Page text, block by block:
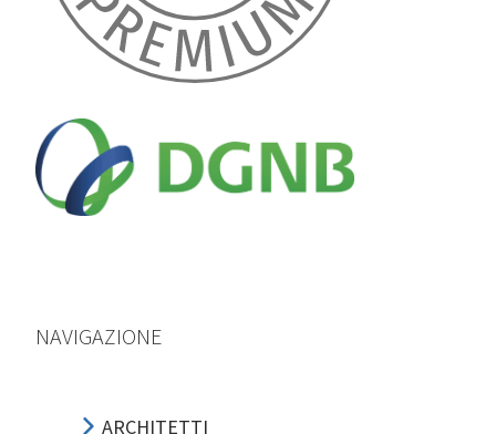
NAVIGAZIONE
ARCHITETTI